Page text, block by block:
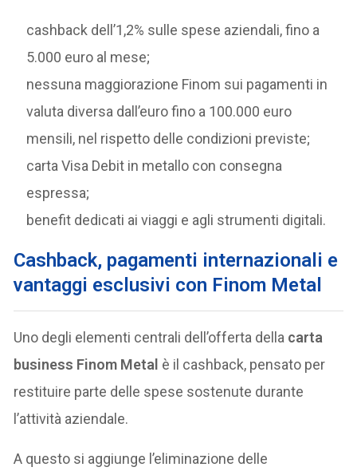
cashback dell’1,2% sulle spese aziendali, fino a
5.000 euro al mese;
nessuna maggiorazione Finom sui pagamenti in
valuta diversa dall’euro fino a 100.000 euro
mensili, nel rispetto delle condizioni previste;
carta Visa Debit in metallo con consegna
espressa;
benefit dedicati ai viaggi e agli strumenti digitali.
Cashback, pagamenti internazionali e
vantaggi esclusivi con Finom Metal
Uno degli elementi centrali dell’offerta della carta
business Finom Metal è il cashback, pensato per
restituire parte delle spese sostenute durante
l’attività aziendale.
A questo si aggiunge l’eliminazione delle